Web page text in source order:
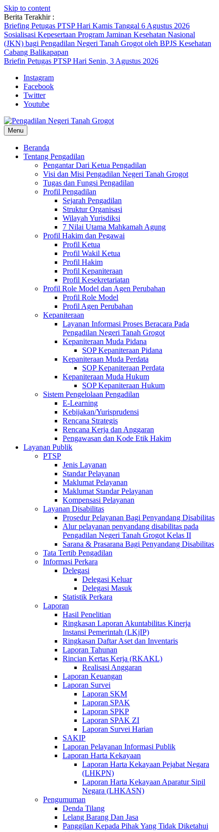
Skip to content
Berita Terakhir :
Briefing Petugas PTSP Hari Kamis Tanggal 6 Agustus 2026
Sosialisasi Kepesertaan Program Jaminan Kesehatan Nasional
(JKN) bagi Pengadilan Negeri Tanah Grogot oleh BPJS Kesehatan
Cabang Balikapapan
Briefin Petugas PTSP Hari Senin, 3 Agustus 2026
Instagram
Facebook
Twitter
Youtube
Menu
Beranda
Tentang Pengadilan
Pengantar Dari Ketua Pengadilan
Visi dan Misi Pengadilan Negeri Tanah Grogot
Tugas dan Fungsi Pengadilan
Profil Pengadilan
Sejarah Pengadilan
Struktur Organisasi
Wilayah Yurisdiksi
7 Nilai Utama Mahkamah Agung
Profil Hakim dan Pegawai
Profil Ketua
Profil Wakil Ketua
Profil Hakim
Profil Kepaniteraan
Profil Kesekretariatan
Profil Role Model dan Agen Perubahan
Profil Role Model
Profil Agen Perubahan
Kepaniteraan
Layanan Informasi Proses Beracara Pada
Pengadilan Negeri Tanah Grogot
Kepaniteraan Muda Pidana
SOP Kepaniteraan Pidana
Kepaniteraan Muda Perdata
SOP Kepaniteraan Perdata
Kepaniteraan Muda Hukum
SOP Kepaniteraan Hukum
Sistem Pengelolaan Pengadilan
E-Learning
Kebijakan/Yurisprudensi
Rencana Strategis
Rencana Kerja dan Anggaran
Pengawasan dan Kode Etik Hakim
Layanan Publik
PTSP
Jenis Layanan
Standar Pelayanan
Maklumat Pelayanan
Maklumat Standar Pelayanan
Kompensasi Pelayanan
Layanan Disabilitas
Prosedur Pelayanan Bagi Penyandang Disabilitas
Alur pelayanan penyandang disabilitas pada
Pengadilan Negeri Tanah Grogot Kelas II
Sarana & Prasarana Bagi Penyandang Disabilitas
Tata Tertib Pengadilan
Informasi Perkara
Delegasi
Delegasi Keluar
Delegasi Masuk
Statistik Perkara
Laporan
Hasil Penelitian
Ringkasan Laporan Akuntabilitas Kinerja
Instansi Pemerintah (LKjIP)
Ringkasan Daftar Aset dan Inventaris
Laporan Tahunan
Rincian Kertas Kerja (RKAKL)
Realisasi Anggaran
Laporan Keuangan
Laporan Survei
Laporan SKM
Laporan SPAK
Laporan SPKP
Laporan SPAK ZI
Laporan Survei Harian
SAKIP
Laporan Pelayanan Informasi Publik
Laporan Harta Kekayaan
Laporan Harta Kekayaan Pejabat Negara
(LHKPN)
Laporan Harta Kekayaan Aparatur Sipil
Negara (LHKASN)
Pengumuman
Denda Tilang
Lelang Barang Dan Jasa
Panggilan Kepada Pihak Yang Tidak Diketahui